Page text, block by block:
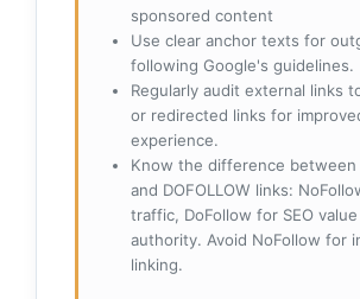
sponsored content
Use clear anchor texts for
following Google's guidelines.
Regularly audit external links
or redirected links for
experience.
Know the difference between
and DOFOLLOW links:
traffic, DoFollow for SEO
authority. Avoid NoFollow for
linking.